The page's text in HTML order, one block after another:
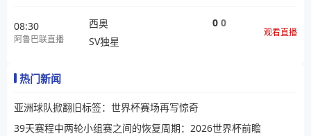
08:30
阿鲁巴联直播
西奥
SV独星
0 0
观看直播
热门新闻
亚洲球队掀翻旧标签：世界杯赛场再写惊奇
39天赛程中两轮小组赛之间的恢复周期：2026世界杯前瞻